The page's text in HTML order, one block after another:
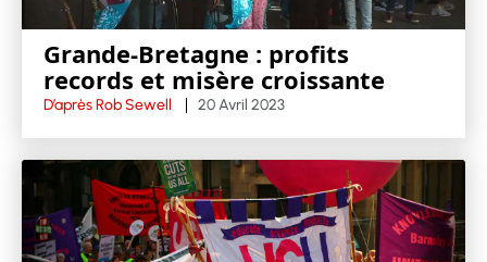
Grande-Bretagne : profits
records et misère croissante
D’après Rob Sewell 20 Avril 2023